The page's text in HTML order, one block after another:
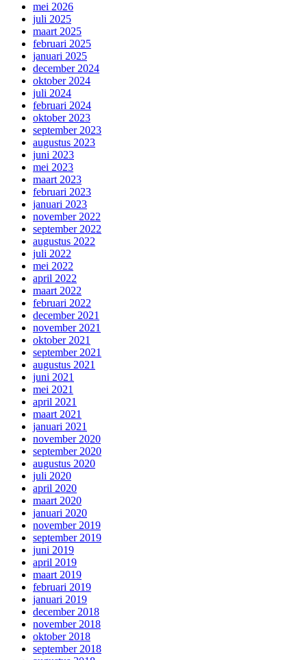
mei 2026
juli 2025
maart 2025
februari 2025
januari 2025
december 2024
oktober 2024
juli 2024
februari 2024
oktober 2023
september 2023
augustus 2023
juni 2023
mei 2023
maart 2023
februari 2023
januari 2023
november 2022
september 2022
augustus 2022
juli 2022
mei 2022
april 2022
maart 2022
februari 2022
december 2021
november 2021
oktober 2021
september 2021
augustus 2021
juni 2021
mei 2021
april 2021
maart 2021
januari 2021
november 2020
september 2020
augustus 2020
juli 2020
april 2020
maart 2020
januari 2020
november 2019
september 2019
juni 2019
april 2019
maart 2019
februari 2019
januari 2019
december 2018
november 2018
oktober 2018
september 2018